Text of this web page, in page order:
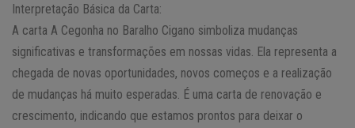
Interpretação Básica da Carta:
A carta A Cegonha no Baralho Cigano simboliza mudanças
significativas e transformações em nossas vidas. Ela representa a
chegada de novas oportunidades, novos começos e a realização
de mudanças há muito esperadas. É uma carta de renovação e
crescimento, indicando que estamos prontos para deixar o